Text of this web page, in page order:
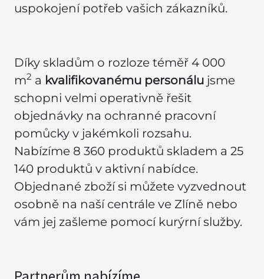
uspokojení potřeb vašich zákazníků.
Díky skladům o rozloze téměř 4 000
m2 a kvalifikovanému personálu jsme
schopni velmi operativně řešit
objednávky na ochranné pracovní
pomůcky v jakémkoli rozsahu.
Nabízíme 8 360 produktů skladem a 25
140 produktů v aktivní nabídce.
Objednané zboží si můžete vyzvednout
osobně na naší centrále ve Zlíně nebo
vám jej zašleme pomocí kurýrní služby.